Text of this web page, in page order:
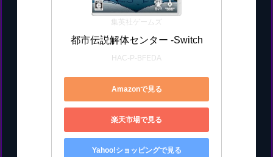
集英社ゲームズ
都市伝説解体センター -Switch
HAC-P-BFEDA
Amazonで見る
楽天市場で見る
Yahoo!ショッピングで見る